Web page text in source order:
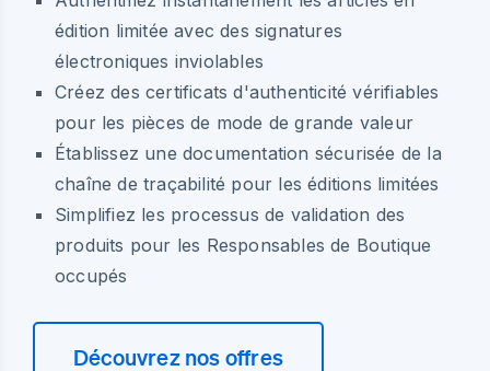
édition limitée avec des signatures
électroniques inviolables
Créez des certificats d'authenticité vérifiables
pour les pièces de mode de grande valeur
Établissez une documentation sécurisée de la
chaîne de traçabilité pour les éditions limitées
Simplifiez les processus de validation des
produits pour les Responsables de Boutique
occupés
Découvrez nos offres